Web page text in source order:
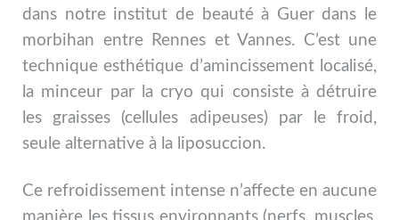
dans notre institut de beauté à Guer dans le
morbihan entre Rennes et Vannes. C’est une
technique esthétique d’amincissement localisé,
la minceur par la cryo qui consiste à détruire
les graisses (cellules adipeuses) par le froid,
seule alternative à la liposuccion.
Ce refroidissement intense n’affecte en aucune